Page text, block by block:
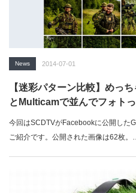
News 2014-07-01
【迷彩パターン比較】めっ
とMulticamで並んでフォト
今回はSCDTVがFacebookに公開した
ご紹介です。公開された画像は62枚。…